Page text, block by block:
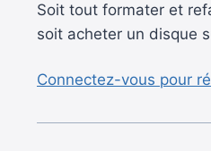
Soit tout formater et
soit acheter un disque
Connectez-vous pour